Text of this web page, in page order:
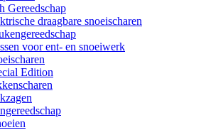
Gereedschap
draagbare snoeischaren
voor ent- en snoeiwerk
Edition